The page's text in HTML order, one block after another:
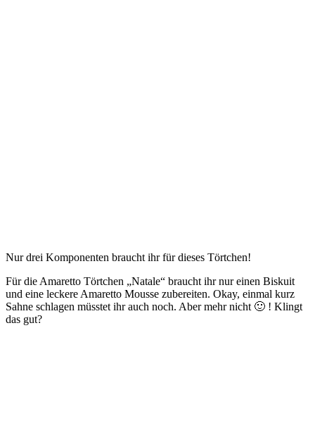
Nur drei Komponenten braucht ihr für dieses Törtchen!
Für die Amaretto Törtchen „Natale“ braucht ihr nur einen Biskuit
und eine leckere Amaretto Mousse zubereiten. Okay, einmal kurz
Sahne schlagen müsstet ihr auch noch. Aber mehr nicht 🙂 ! Klingt
das gut?